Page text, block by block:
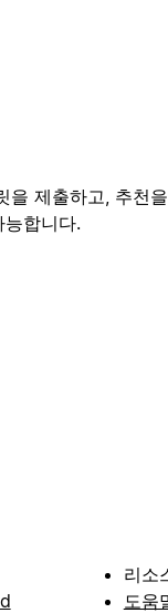
제출하고, 추천
합니다.
리소
도움